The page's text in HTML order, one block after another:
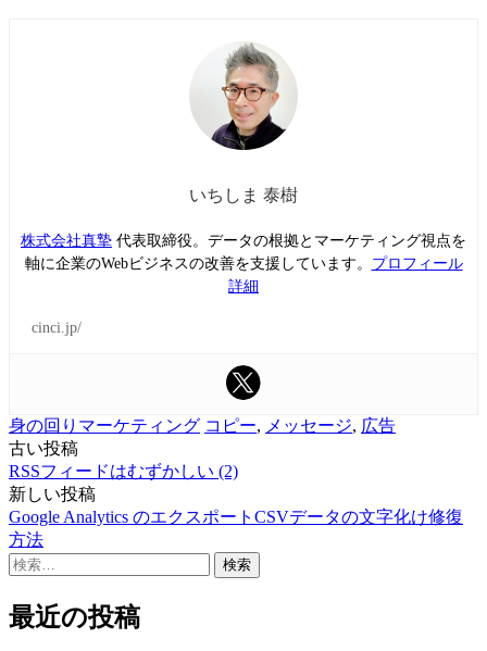
いちしま 泰樹
株式会社真摯 代表取締役。データの根拠とマーケティング視点を
軸に企業のWebビジネスの改善を支援しています。 プロフィール
詳細
cinci.jp/
身の回りマーケティング コピー, メッセージ, 広告
投
稿
ナ
ビ
ー
古い投稿
RSSフィードはむずかしい (2)
新しい投稿
Google Analytics のエクスポートCSVデータの文字化け修復
方法
検
最近の投稿